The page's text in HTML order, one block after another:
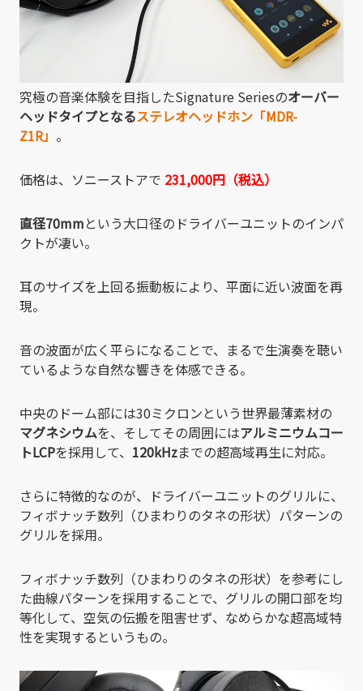
究極の音楽体験を目指したSignature Seriesのオーバー
ヘッドタイプとなるステレオヘッドホン「MDR-
Z1R」 。
価格は、ソニーストアで 231,000円（税込）
直径70mmという大口径のドライバーユニットのインパ
クトが凄い。
耳のサイズを上回る振動板により、平面に近い波面を再
現。
音の波面が広く平らになることで、まるで生演奏を聴い
ているような自然な響きを体感できる。
中央のドーム部には30ミクロンという世界最薄素材の
マグネシウムを、そしてその周囲にはアルミニウムコー
トLCPを採用して、 120kHzまでの超高域再生に対応。
さらに特徴的なのが、ドライバーユニットのグリルに、
フィボナッチ数列（ひまわりのタネの形状）パターンの
グリルを採用。
フィボナッチ数列（ひまわりのタネの形状）を参考にし
た曲線パターンを採用することで、グリルの開口部を均
等化して、空気の伝搬を阻害せず、なめらかな超高域特
性を実現するというもの。